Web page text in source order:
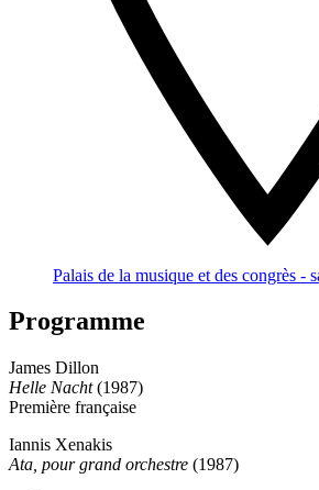
Palais de la musique et des congrès -
Programme
James Dillon
Helle Nacht(1987)
Première française
Iannis Xenakis
Ata, pour grand orchestre (1987)